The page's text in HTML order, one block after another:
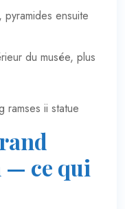
pyramides ensuite
du musée, plus
— ce qui